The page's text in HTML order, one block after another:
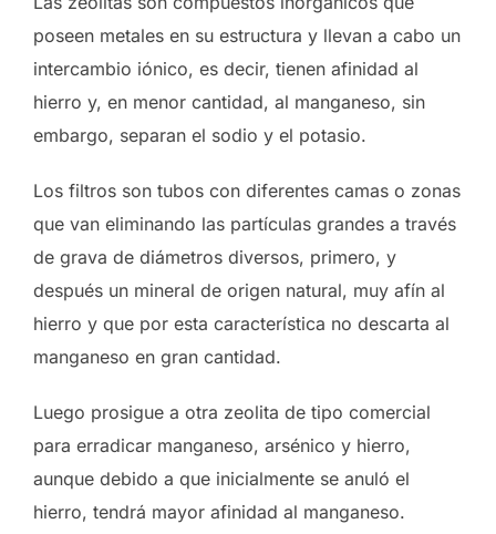
poseen metales en su estructura y llevan a cabo un
intercambio iónico, es decir, tienen afinidad al
hierro y, en menor cantidad, al manganeso, sin
embargo, separan el sodio y el potasio.
Los filtros son tubos con diferentes camas o zonas
que van eliminando las partículas grandes a través
de grava de diámetros diversos, primero, y
después un mineral de origen natural, muy afín al
hierro y que por esta característica no descarta al
manganeso en gran cantidad.
Luego prosigue a otra zeolita de tipo comercial
para erradicar manganeso, arsénico y hierro,
aunque debido a que inicialmente se anuló el
hierro, tendrá mayor afinidad al manganeso.